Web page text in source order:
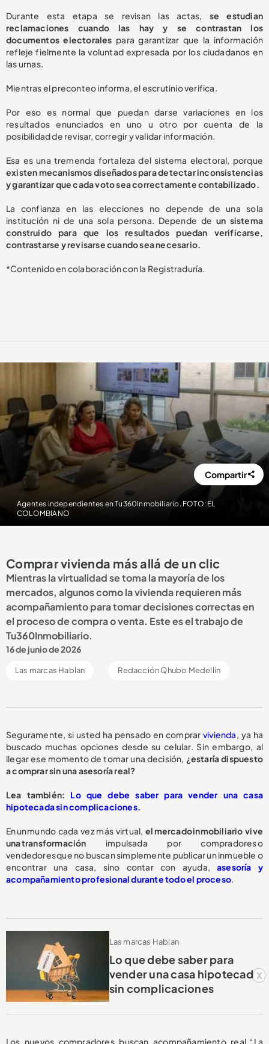
x
Durante esta etapa se revisan las actas, se estudian
reclamaciones cuando las hay y se contrastan los
documentos electorales para garantizar que la información
refleje fielmente la voluntad expresada por los ciudadanos en
las urnas.
Mientras el preconteo informa, el escrutinio verifica.
Por eso es normal que puedan darse variaciones en los
resultados enunciados en uno u otro por cuenta de la
posibilidad de revisar, corregir y validar información.
Esa es una tremenda fortaleza del sistema electoral, porque
existen mecanismos diseñados para detectar inconsistencias
y garantizar que cada voto sea correctamente contabilizado.
La confianza en las elecciones no depende de una sola
institución ni de una sola persona. Depende de un sistema
construido para que los resultados puedan verificarse,
contrastarse y revisarse cuando sea necesario.
*Contenido en colaboración con la Registraduría.
Agentes independientes en Tu360Inmobiliario. FOTO: EL
COLOMBIANO
Compartir
Comprar vivienda más allá de un clic
Mientras la virtualidad se toma la mayoría de los
mercados, algunos como la vivienda requieren más
acompañamiento para tomar decisiones correctas en
el proceso de compra o venta. Este es el trabajo de
Tu360Inmobiliario.
16 de junio de 2026
Las marcas Hablan Redacción Qhubo Medellin
Seguramente, si usted ha pensado en comprarvivienda, ya ha
buscado muchas opciones desde su celular. Sin embargo, al
llegar ese momento de tomar una decisión, ¿estaría dispuesto
a comprar sin una asesoría real?
Lea también: Lo que debe saber para vender una casa
hipotecada sin complicaciones.
En un mundo cada vez más virtual, el mercado inmobiliario vive
una transformación impulsada por compradores o
vendedores que no buscan simplemente publicar un inmueble o
encontrar una casa, sino contar con ayuda,asesoría y
acompañamiento profesional durante todo el proceso.
Las marcas Hablan
Lo que debe saber para
vender una casa hipotecada
sin complicaciones
Los nuevos compradores buscan acompañamiento real. “La